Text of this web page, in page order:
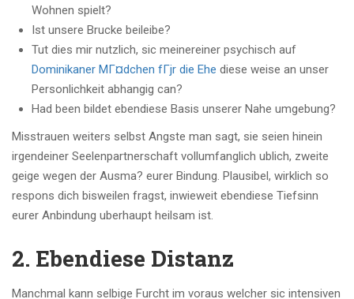
Wohnen spielt?
Ist unsere Brucke beileibe?
Tut dies mir nutzlich, sic meinereiner psychisch auf
Dominikaner MГ¤dchen fГјr die Ehe diese weise an unser
Personlichkeit abhangig can?
Had been bildet ebendiese Basis unserer Nahe umgebung?
Misstrauen weiters selbst Angste man sagt, sie seien hinein
irgendeiner Seelenpartnerschaft vollumfanglich ublich, zweite
geige wegen der Ausma? eurer Bindung. Plausibel, wirklich so
respons dich bisweilen fragst, inwieweit ebendiese Tiefsinn
eurer Anbindung uberhaupt heilsam ist.
2. Ebendiese Distanz
Manchmal kann selbige Furcht im voraus welcher sic intensiven